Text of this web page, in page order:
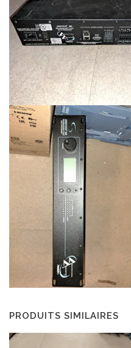
PRODUITS SIMILAIRES